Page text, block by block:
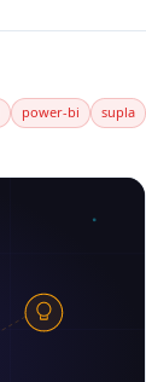
power-bi supla